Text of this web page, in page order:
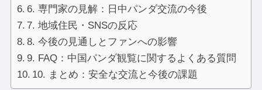
6. 専門家の見解：日中パンダ交流の今後
7. 地域住民・SNSの反応
8. 今後の見通しとファンへの影響
9. FAQ：中国パンダ観覧に関するよくある質問
10. まとめ：安全な交流と今後の課題